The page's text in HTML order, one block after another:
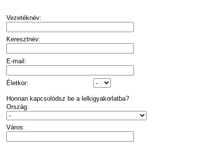
Vezetéknév:
Keresztnév:
E-mail:
Életkor:
Honnan kapcsolódsz be a lelkigyakorlatba?
Ország:
Város: